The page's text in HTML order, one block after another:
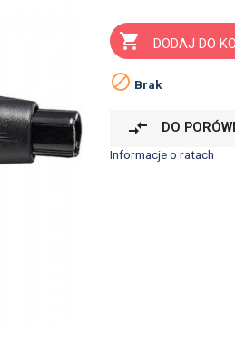
 DODAJ DO
 Brak
compare_arrows DO
Informacje o ratach